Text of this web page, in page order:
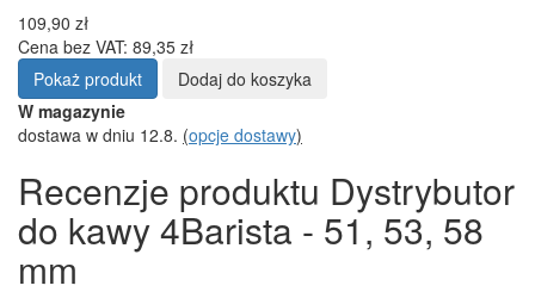
109,90 zł
Cena bez VAT: 89,35 zł
Pokaż produkt
Dodaj do koszyka
W magazynie
dostawa w dniu 12.8. (opcje dostawy)
Recenzje produktu Dystrybutor
do kawy 4Barista - 51, 53, 58
mm